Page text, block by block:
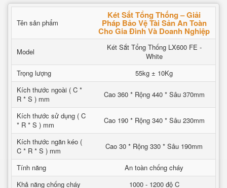
Tên sản phẩm
Két Sắt Tổng Thống – Giải
Pháp Bảo Vệ Tài Sản An Toàn
Cho Gia Đình Và Doanh Nghiệp
Model
Két Sắt Tổng Thống LX600 FE -
White
Trọng lượng
55kg ± 10Kg
Kích thước ngoài ( C *
R * S ) mm
Cao 360 * Rộng 440 * Sâu 370mm
Kích thước sử dụng ( C
* R * S ) mm
Cao 190 * Rộng 340 * Sâu 230mm
Kích thước ngăn kéo (
C * R * S ) mm
Cao 30 * Rộng 330 * Sâu 190mm
Tính năng
An toàn chống cháy
Khả năng chống cháy
1000 - 1200 độ C